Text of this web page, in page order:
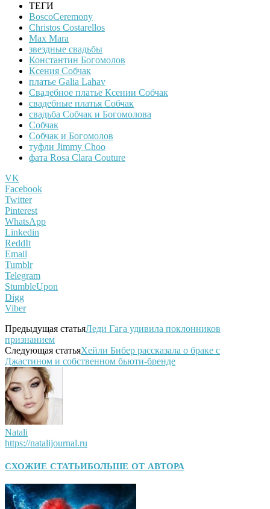
ТЕГИ
BoscoCeremony
Christos Costarellos
Max Mara
звездные свадьбы
Константин Богомолов
Ксения Собчак
платье Galia Lahav
Свадебное платье Ксении Собчак
свадебные платья Собчак
свадьба Собчак и Богомолова
Собчак
Собчак и Богомолов
туфли Jimmy Choo
фата Rosa Clara Couture
VK
Facebook
Twitter
Pinterest
WhatsApp
Linkedin
ReddIt
Email
Tumblr
Telegram
StumbleUpon
Digg
Viber
Предыдущая статьяЛеди Гага удивила поклонников
признанием
Следующая статьяХейли Бибер рассказала о браке с
Джастином и собственном бьюти-бренде
Natali
https://natalijournal.ru
СХОЖИЕ СТАТЬИБОЛЬШЕ ОТ АВТОРА